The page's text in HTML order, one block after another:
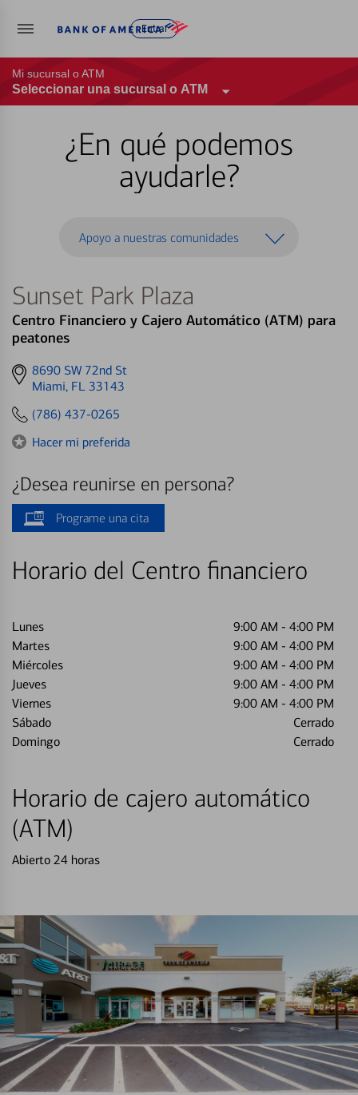
Entrar
Mi sucursal o ATM
Seleccionar una sucursal o ATM
¿En qué podemos
ayudarle?
Apoyo a nuestras comunidades
Sunset Park Plaza
Centro Financiero y Cajero Automático (ATM) para
peatones
Get
directions
8690 SW 72nd St
Miami, FL 33143
(786) 437-0265
Hacer mi preferida
¿Desea reunirse en persona?
Programe una cita
Horario del Centro financiero
Lunes 9:00 AM - 4:00 PM
Martes
9:00 AM - 4:00 PM
Miércoles
9:00 AM - 4:00 PM
Jueves
9:00 AM - 4:00 PM
Viernes
9:00 AM - 4:00 PM
Sábado
Cerrado
Domingo
Cerrado
Horario de cajero automático
(ATM)
Abierto 24 horas